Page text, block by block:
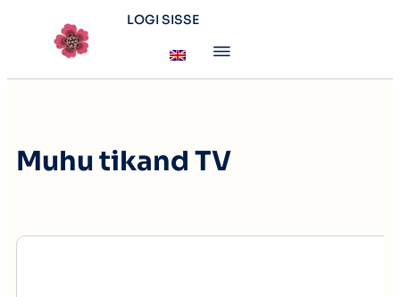
LOGI SISSE
Muhu tikand TV